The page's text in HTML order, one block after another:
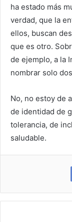
ha estado más
verdad, que la
ellos, buscan
que es otro.
de ejemplo, a la
nombrar solo
No, no estoy de
de identidad de
tolerancia, de
saludable.